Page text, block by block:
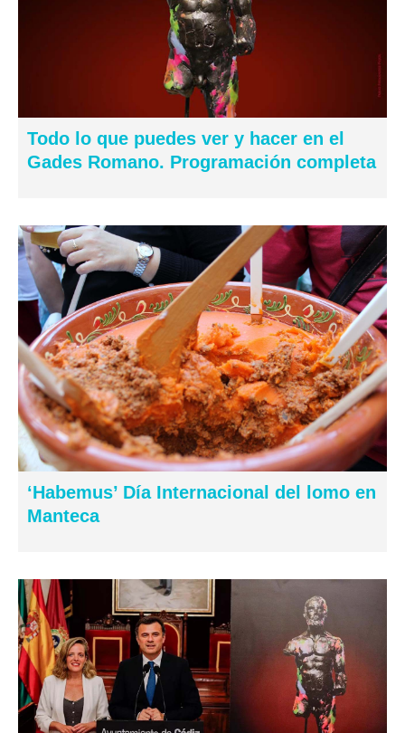
Todo lo que puedes ver y hacer en el
Gades Romano. Programación completa
‘Habemus’ Día Internacional del lomo en
Manteca